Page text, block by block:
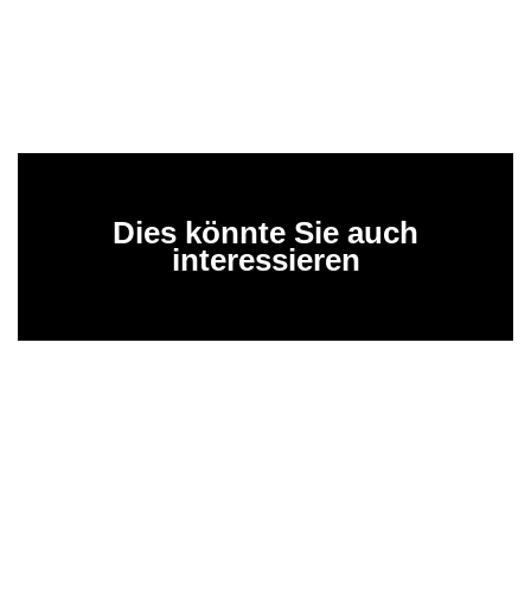
Dies könnte Sie auch
interessieren